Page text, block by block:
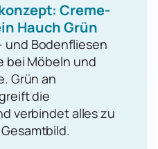
Creme-
Hauch Grün
und Bodenfliesen
bei Möbeln und
Grün an
die
verbindet alles zu